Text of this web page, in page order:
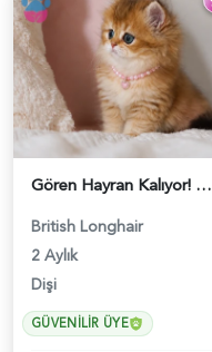
Gören Hayran Kalıyor! British Longhair Golden Dişi - 6345
British Longhair
2 Aylık
Dişi
GÜVENILIR ÜYE